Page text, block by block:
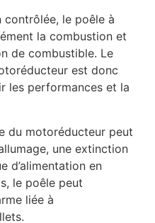
le poêle à
la combustion et
de combustible. Le
est donc
les performances et la
du motoréducteur peut
une extinction
d’alimentation en
le poêle peut
liée à